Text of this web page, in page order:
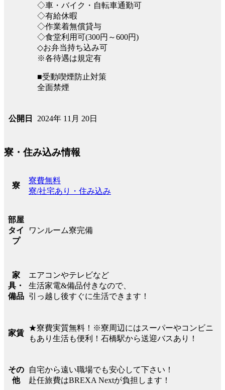
◇車・バイク・自転車通勤可
◇有給休暇
◇作業着無償貸与
◇食堂利用可(300円～600円)
◇お弁当持ち込み可
※各待遇は規定有
■受動喫煙防止対策
全面禁煙
公開日 2024年 11月 20日
寮・住み込み情報
寮
寮費無料
寮/社宅あり・住み込み
部屋
タイ
プ
ワンルーム寮完備
家
具・
備品
エアコンやテレビなど
生活家電&備品付きなので、
引っ越し後すぐに生活できます！
家賃
★寮費実質無料！※寮周辺にはスーパーやコンビニ
もあり生活も便利！石橋駅から送迎バスあり！
その
他
自宅から遠い職場でも安心して下さい！
赴任旅費はBREXA Nextが負担します！